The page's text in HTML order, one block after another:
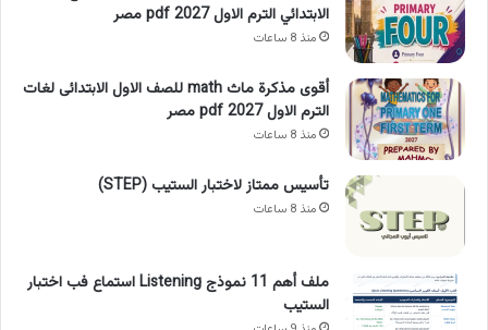
الابتدائي الترم الاول 2027 pdf مصر
منذ 8 ساعات
أقوى مذكرة ماث math للصف الاول الابتدائى لغات
الترم الاول pdf 2027 مصر
منذ 8 ساعات
تأسيس ممتاز لاختبار الستيب (STEP)
منذ 8 ساعات
ملف أهم 11 نموذج Listening استماع فب اختبار
الستيب